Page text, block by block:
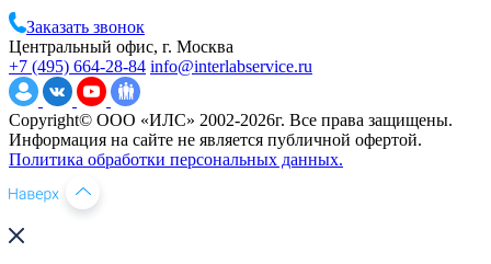
Заказать звонок
Центральный офис, г. Москва
+7 (495) 664-28-84 info@interlabservice.ru
Copyright© ООО «ИЛС» 2002-2026г. Все права защищены.
Информация на сайте не является публичной офертой.
Политика обработки персональных данных.